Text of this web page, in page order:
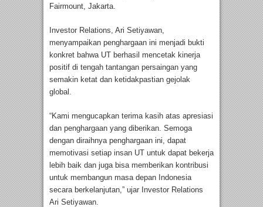
Fairmount, Jakarta.
Investor Relations, Ari Setiyawan,
menyampaikan penghargaan ini menjadi bukti
konkret bahwa UT berhasil mencetak kinerja
positif di tengah tantangan persaingan yang
semakin ketat dan ketidakpastian gejolak
global.
“Kami mengucapkan terima kasih atas apresiasi
dan penghargaan yang diberikan. Semoga
dengan diraihnya penghargaan ini, dapat
memotivasi setiap insan UT untuk dapat bekerja
lebih baik dan juga bisa memberikan kontribusi
untuk membangun masa depan Indonesia
secara berkelanjutan,” ujar Investor Relations
Ari Setiyawan.